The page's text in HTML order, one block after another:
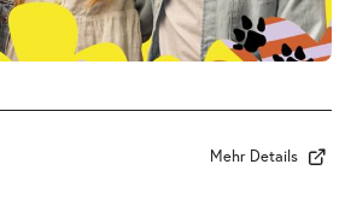
Fr.
Tickets
Mehr Details